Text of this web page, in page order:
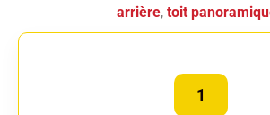
arrière, toit
1